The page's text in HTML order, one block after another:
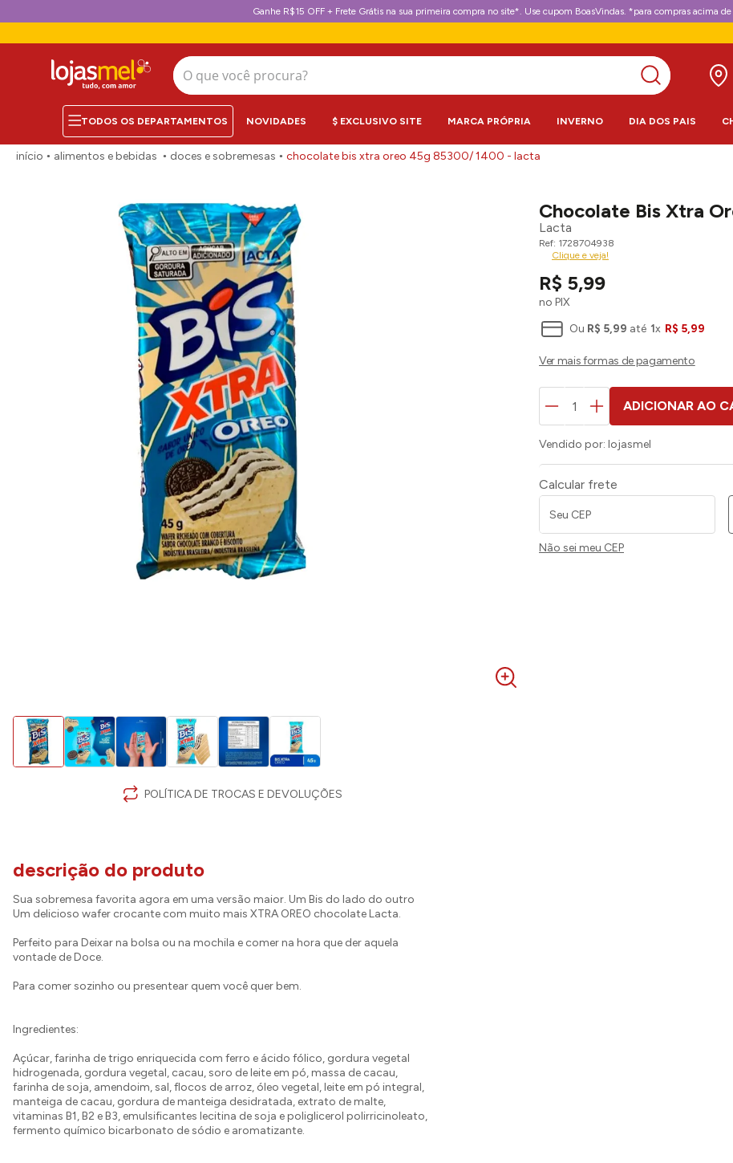
Ganhe R$15 OFF + Frete Grátis na sua primeira compra no site*. Use cupom BoasVindas. *para compras acima
O que você procura?
NOVIDADES $ EXCLUSIVO SITE MARCA PRÓPRIA INVERNO DIA DOS PAIS
alimentos e bebidas doces e sobremesas chocolate bis xtra oreo 45g 85300/ 1400 - lacta
POLÍTICA DE TROCAS E DEVOLUÇÕES
Chocolate Bis Xtra
Lacta
1728704938
Clique e veja!
R$ 5,99
no PIX
Ou R$ 5,99 até 1x R$ 5,99
ADICIONAR AO
Vendido por: lojasmel
Calcular frete
Não sei meu CEP
descrição do produto
Sua sobremesa favorita agora em uma versão maior. Um Bis do lado do outro
Um delicioso wafer crocante com muito mais XTRA OREO chocolate Lacta.
Perfeito para Deixar na bolsa ou na mochila e comer na hora que der aquela
vontade de Doce.
Para comer sozinho ou presentear quem você quer bem.
Ingredientes:
Açúcar, farinha de trigo enriquecida com ferro e ácido fólico, gordura vegetal
hidrogenada, gordura vegetal, cacau, soro de leite em pó, massa de cacau,
farinha de soja, amendoim, sal, flocos de arroz, óleo vegetal, leite em pó integral,
manteiga de cacau, gordura de manteiga desidratada, extrato de malte,
vitaminas B1, B2 e B3, emulsificantes lecitina de soja e poliglicerol polirricinoleato,
fermento químico bicarbonato de sódio e aromatizante.